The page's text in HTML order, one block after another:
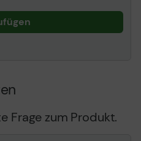
Frage zum Produkt.